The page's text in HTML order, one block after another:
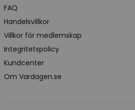
FAQ
Handelsvillkor
Villkor för medlemskap
Integritetspolicy
Kundcenter
Om Vardagen.se